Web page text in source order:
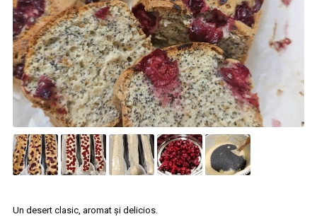
Un desert clasic, aromat și delicios.